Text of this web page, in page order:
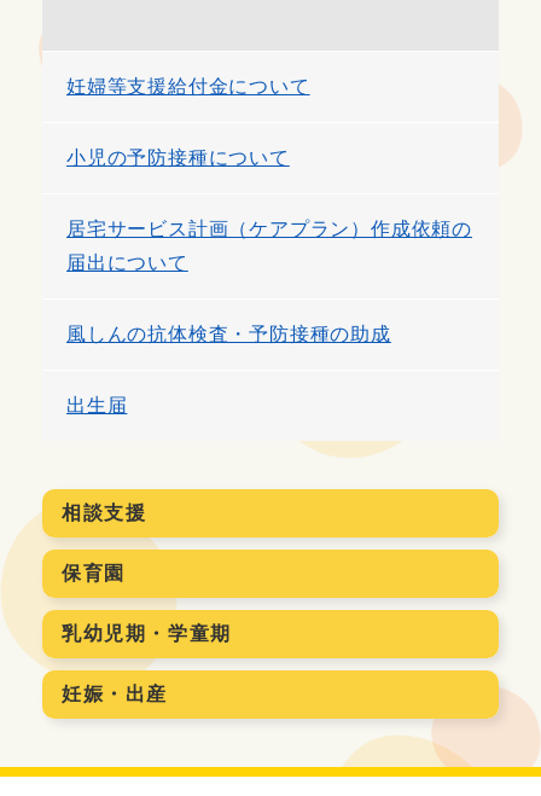
妊婦等支援給付金について
小児の予防接種について
居宅サービス計画（ケアプラン）作成依頼の
届出について
風しんの抗体検査・予防接種の助成
出生届
相談支援
保育園
乳幼児期・学童期
妊娠・出産